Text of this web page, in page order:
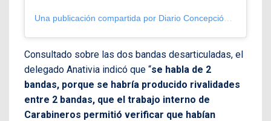
Consultado sobre las dos bandas desarticuladas, el
delegado Anativia indicó que “se habla de 2
bandas, porque se habría producido rivalidades
entre 2 bandas, que el trabajo interno de
Carabineros permitió verificar que habían